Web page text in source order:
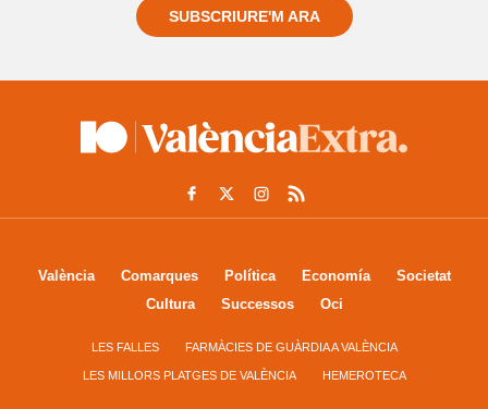
SUBSCRIURE'M ARA
València Comarques Política Economía
Societat
Cultura
Successos Oci
LES FALLES FARMÀCIES DE GUÀRDIA A VALÈNCIA
LES MILLORS PLATGES DE VALÈNCIA HEMEROTECA